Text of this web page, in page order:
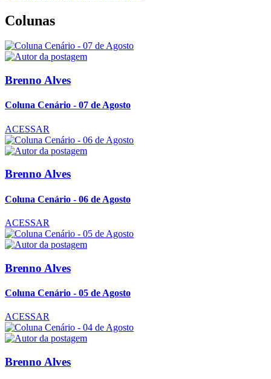
Colunas
Brenno Alves
Coluna Cenário - 07 de Agosto
ACESSAR
Brenno Alves
Coluna Cenário - 06 de Agosto
ACESSAR
Brenno Alves
Coluna Cenário - 05 de Agosto
ACESSAR
Brenno Alves